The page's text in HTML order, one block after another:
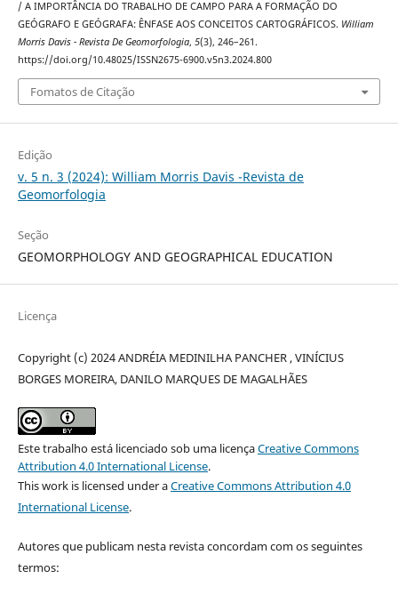
/ A IMPORTÂNCIA DO TRABALHO DE CAMPO PARA A FORMAÇÃO DO
GEÓGRAFO E GEÓGRAFA: ÊNFASE AOS CONCEITOS CARTOGRÁFICOS. William
Morris Davis - Revista De Geomorfologia, 5(3), 246–261.
https://doi.org/10.48025/ISSN2675-6900.v5n3.2024.800
Fomatos de Citação
Edição
v. 5 n. 3 (2024): William Morris Davis -Revista de
Geomorfologia
Seção
GEOMORPHOLOGY AND GEOGRAPHICAL EDUCATION
Licença
Copyright (c) 2024 ANDRÉIA MEDINILHA PANCHER , VINÍCIUS
BORGES MOREIRA, DANILO MARQUES DE MAGALHÃES
Este trabalho está licenciado sob uma licençaCreative Commons
Attribution 4.0 International License.
This work is licensed under aCreative Commons Attribution 4.0
International License.
Autores que publicam nesta revista concordam com os seguintes
termos: